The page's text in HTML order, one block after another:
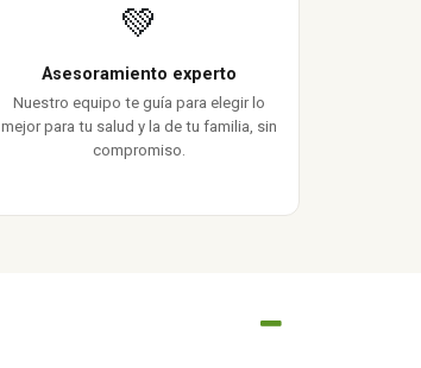
💚
Asesoramiento experto
Nuestro equipo te guía para elegir lo
mejor para tu salud y la de tu familia, sin
compromiso.